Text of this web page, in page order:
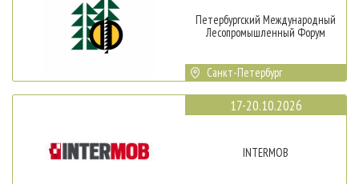
Петербургский Международный
Лесопромышленный Форум
Санкт-Петербург
17-20.10.2026
INTERMOB